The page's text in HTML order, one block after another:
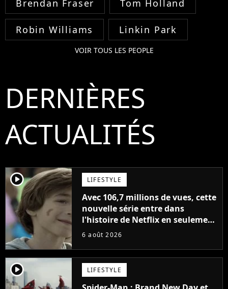
Brendan Fraser Tom Holland
Robin Williams Linkin Park
VOIR TOUS LES PEOPLE
DERNIÈRES
ACTUALITÉS
player2 LIFESTYLE
Avec 106,7 millions de vues, cette
nouvelle série entre dans
l'histoire de Netflix en seulement
48 jours
6 août 2026
player2 LIFESTYLE